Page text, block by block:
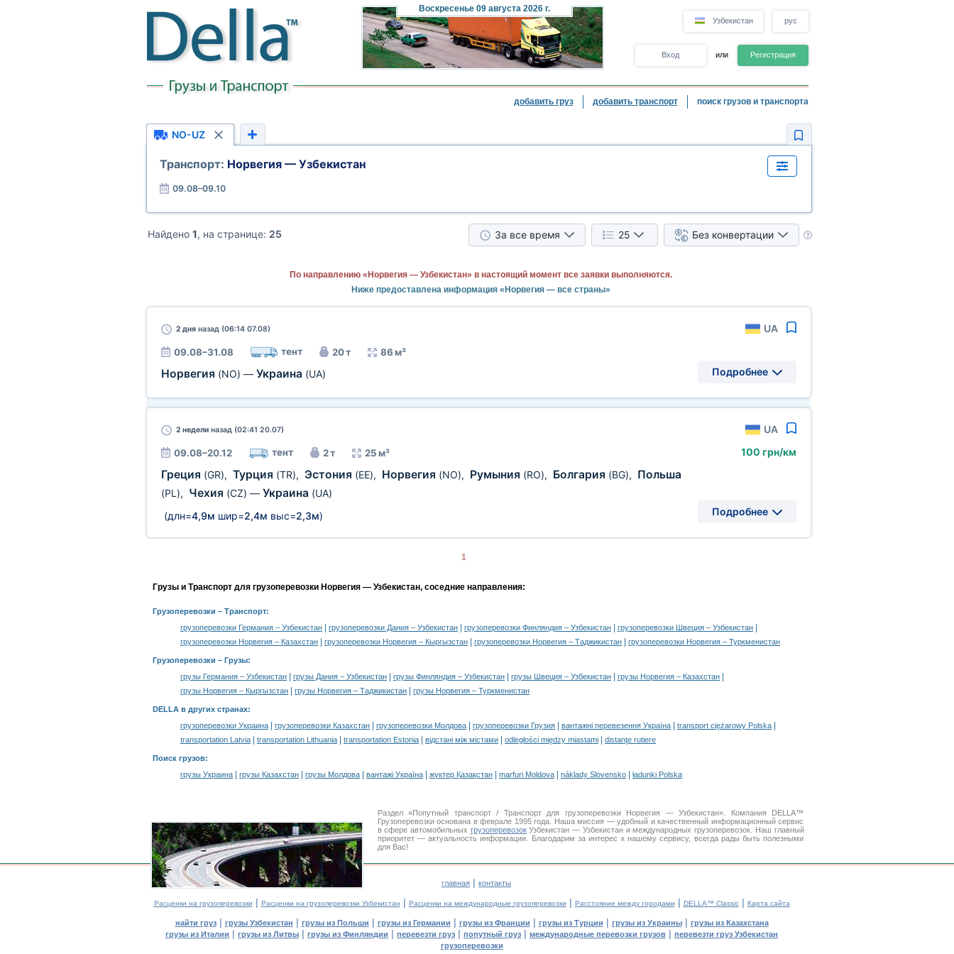
Воскресенье09 августа 2026 г.
Узбекистан рус
Вход или Регистрация
добавить груз добавить транспорт поиск грузов и транспорта
NO-UZ
Транспорт: Норвегия — Узбекистан
09.08–09.10
Найдено 1, на странице: 25 За все время 25 Без конвертации
По направлению «Норвегия — Узбекистан» в настоящий момент все заявки выполняются.
Ниже предоставлена информация «Норвегия — все страны»
2 дняназад (06:14 07.08) UA
09.08–31.08 тент 20 т 86 м³
Норвегия (NO) — Украина (UA) Подробнее
2 неделиназад (02:41 20.07) UA
09.08–20.12 тент 2 т 25 м³
Греция (GR), Турция (TR), Эстония (EE), Норвегия (NO), Румыния (RO), Болгария (BG), Польша
(PL), Чехия (CZ) — Украина (UA)
(длн=4,9м шир=2,4м выс=2,3м)
100 грн/км
Подробнее
1
Грузы и Транспорт для грузоперевозки Норвегия — Узбекистан, соседние направления:
Грузоперевозки – Транспорт:
грузоперевозки Германия – Узбекистан
грузоперевозки Дания – Узбекистан грузоперевозки Финляндия – Узбекистан грузоперевозки Швеция – Узбекистан
грузоперевозки Норвегия – Казахстан грузоперевозки Норвегия – Кыргызстан грузоперевозки Норвегия – Таджикистан грузоперевозки Норвегия – Туркменистан
Грузоперевозки – Грузы:
грузы Германия – Узбекистан
грузы Дания – Узбекистан грузы Финляндия – Узбекистан грузы Швеция – Узбекистан грузы Норвегия – Казахстан
грузы Норвегия – Кыргызстан грузы Норвегия – Таджикистан грузы Норвегия – Туркменистан
DELLA в других странах:
грузоперевозки Украина
грузоперевозки Казахстан грузоперевозки Молдова грузоперевозки Грузия вантажні перевезення Україна transport ciężarowy Polska
transportation Latvia transportation Lithuania transportation Estonia відстані між містами odległości między miastami distanţe rutiere
Поиск грузов:
грузы Украина
грузы Казахстан грузы Молдова вантажі Україна жүктер Қазақстан marfuri Moldova náklady Slovensko ładunki Polska
Раздел «Попутный транспорт / Транспорт для грузоперевозки Норвегия — Узбекистан». Компания DELLA™
Грузоперевозки основана в феврале 1995 года. Наша миссия — удобный и качественный информационный сервис
в сфере автомобильных грузоперевозокУзбекистан — Узбекистан и международных грузоперевозок. Наш главный
приоритет — актуальность информации. Благодарим за интерес к нашему сервису, всегда рады быть полезными
для Вас!
главная | контакты
Расценки на грузоперевозки | Расценки на грузоперевозки Узбекистан | Расценки на международные грузоперевозки | Расстояние между городами | DELLA™ Classic| Карта сайта
найти груз| грузы Узбекистан | грузы из Польши | грузы из Германии | грузы из Франции | грузы из Турции | грузы из Украины| грузы из Казахстана
грузы из Италии | грузы из Литвы | грузы из Финляндии | перевезти груз | попутный груз | международные перевозки грузов | перевезти груз Узбекистан
грузоперевозки